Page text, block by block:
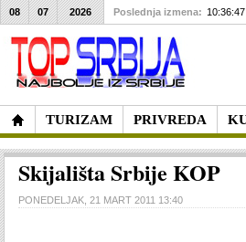
TURIZAM PRIVREDA
08 07 2026 Poslednja izmena:
Skijališta Srbije KOP
PONEDELJAK, 21 MART 2011 13:40